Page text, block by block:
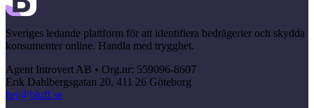
Sveriges ledande plattform för att identifiera bedrägerier och skydda
konsumenter online. Handla med trygghet.
Agent Introvert AB • Org.nr: 559096-8607
Erik Dahlbergsgatan 20, 411 26 Göteborg
hej@bluff.se